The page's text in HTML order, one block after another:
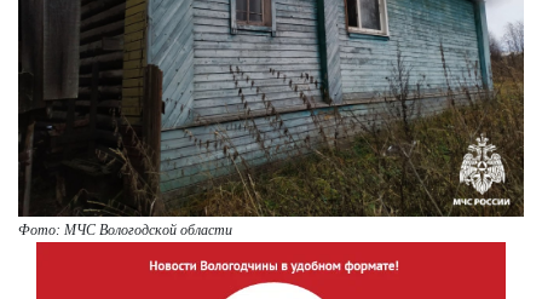
Фото: МЧС Вологодской области